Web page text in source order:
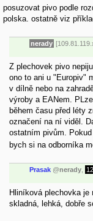
posuzovat pivo podle
polska. ostatně viz
nerady
Z plechovek pivo
ono to ani u "Europiv"
v dílně nebo na
výroby a EANem.
během času před léty
označení na ní viděl.
ostatním pivům.
bych si na odborníka
Prasak @nerady
Hliníková plechovka je
skladná, lehká, dobře